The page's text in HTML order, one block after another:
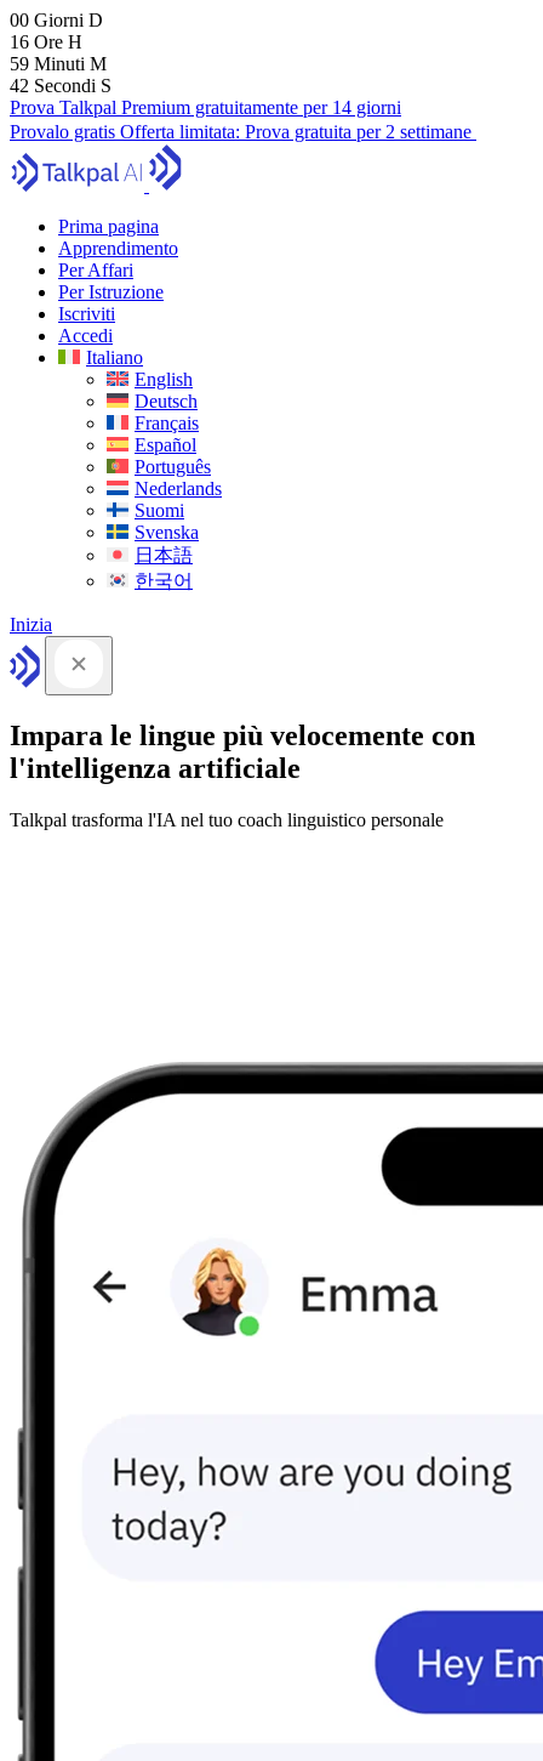
00 Giorni D
16 Ore H
59 Minuti M
41 Secondi S
Prova Talkpal Premium gratuitamente per 14 giorni
Provalo gratis Offerta limitata: Prova gratuita per 2 settimane
Prima pagina
Apprendimento
Per Affari
Per Istruzione
Iscriviti
Accedi
Italiano
English
Deutsch
Français
Español
Português
Nederlands
Suomi
Svenska
日本語
한국어
Inizia
Impara le lingue più velocemente con
l'intelligenza artificiale
Talkpal trasforma l'IA nel tuo coach linguistico personale